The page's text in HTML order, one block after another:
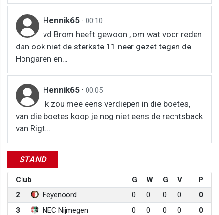
Hennik65 · 00:10
vd Brom heeft gewoon , om wat voor reden
dan ook niet de sterkste 11 neer gezet tegen de
Hongaren en...
Hennik65 · 00:05
ik zou mee eens verdiepen in die boetes,
van die boetes koop je nog niet eens de rechtsback
van Rigt...
STAND
Club G W G V
P
2
Feyenoord 0 0 0 0
0
3
NEC Nijmegen 0 0 0 0
0